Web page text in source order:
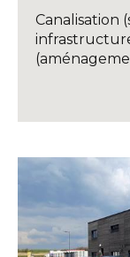
Canalisation